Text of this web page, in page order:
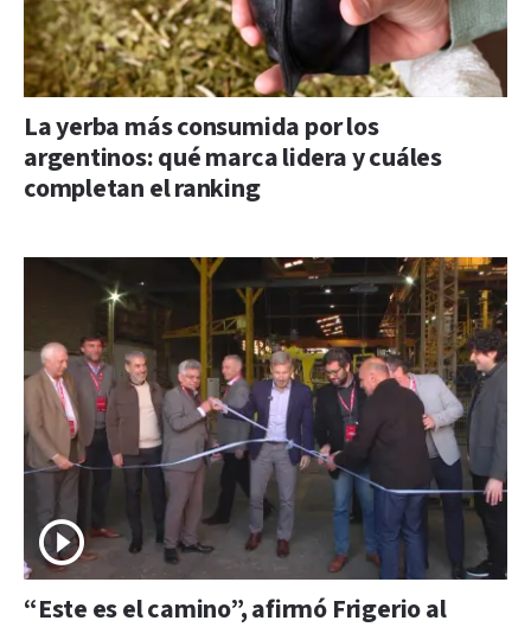
La yerba más consumida por los
argentinos: qué marca lidera y cuáles
completan el ranking
“Este es el camino”, afirmó Frigerio al